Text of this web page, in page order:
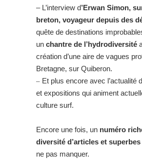
– L’interview d’Erwan Simon,
breton, voyageur depuis des
quête de destinations
un chantre de l’hydrodiversité
création d’une aire de vagues
Bretagne, sur Quiberon.
– Et plus encore avec l’actualité
et expositions qui animent
culture surf.
Encore une fois, un numéro
diversité d’articles et
ne pas manquer.